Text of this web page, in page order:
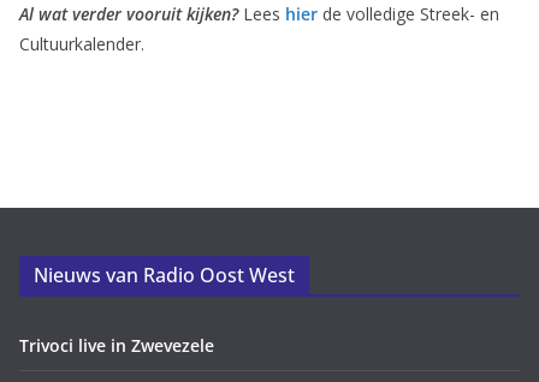
Al wat verder vooruit kijken?Lees hier de volledige Streek- en
Cultuurkalender.
Nieuws van Radio Oost West
Trivoci live in Zwevezele